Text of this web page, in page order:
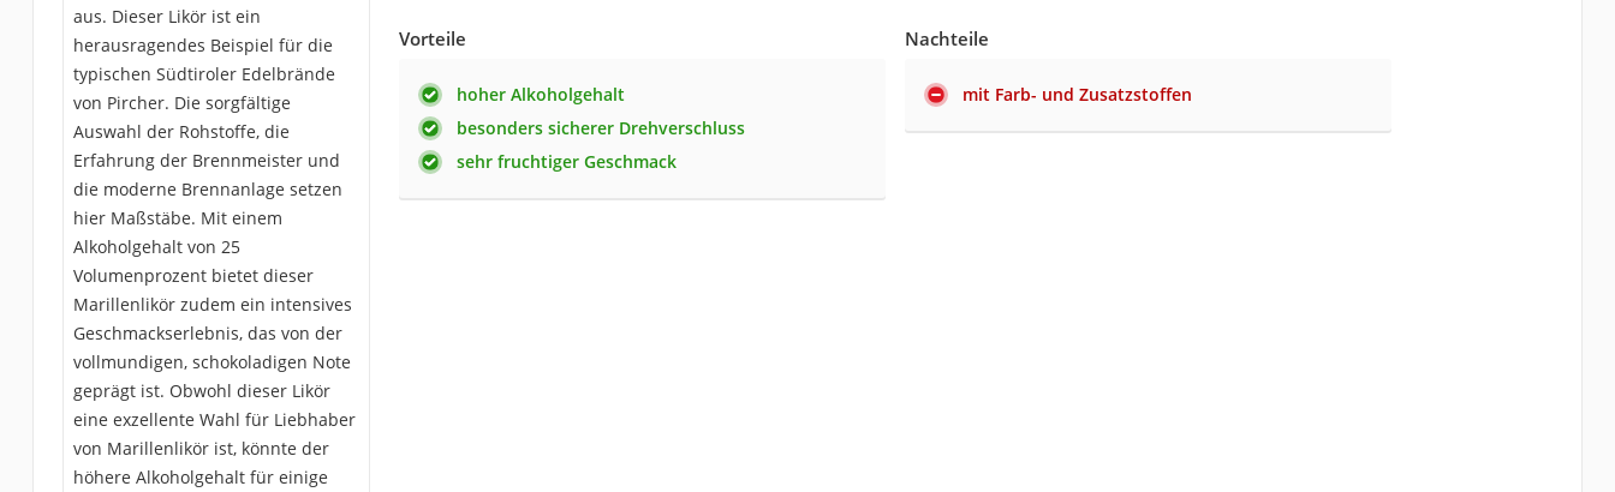
aus. Dieser Likör ist ein
herausragendes Beispiel für die
typischen Südtiroler Edelbrände
von Pircher. Die sorgfältige
Auswahl der Rohstoffe, die
Erfahrung der Brennmeister und
die moderne Brennanlage setzen
hier Maßstäbe. Mit einem
Alkoholgehalt von 25
Volumenprozent bietet dieser
Marillenlikör zudem ein intensives
Geschmackserlebnis, das von der
vollmundigen, schokoladigen Note
geprägt ist. Obwohl dieser Likör
eine exzellente Wahl für Liebhaber
von Marillenlikör ist, könnte der
höhere Alkoholgehalt für einige
Vorteile
hoher Alkoholgehalt
besonders sicherer Drehverschluss
sehr fruchtiger Geschmack
Nachteile
mit Farb- und Zusatzstoffen